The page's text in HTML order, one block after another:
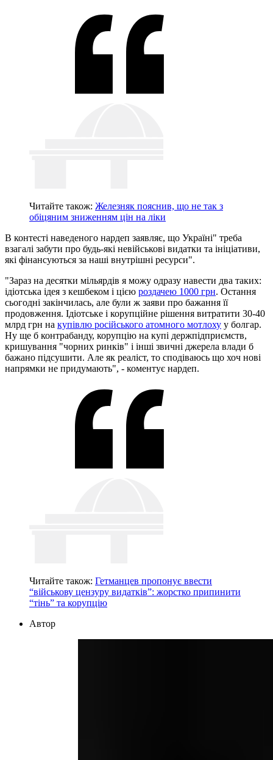
Читайте також: Железняк пояснив, що не так з
обіцяним зниженням цін на ліки
В контесті наведеного нардеп заявляє, що Україні" треба
взагалі забути про будь-які невійськові видатки та ініціативи,
які фінансуються за наші внутрішні ресурси".
"Зараз на десятки мільярдів я можу одразу навести два таких:
ідіотська ідея з кешбеком і цією роздачею 1000 грн. Остання
сьогодні закінчилась, але були ж заяви про бажання її
продовження. Ідіотське і корупційне рішення витратити 30-40
млрд грн на купівлю російського атомного мотлоху у болгар.
Ну ще б контрабанду, корупцію на купі держпідприємств,
кришування "чорних ринків" і інші звичні джерела влади б
бажано підсушити. Але як реаліст, то сподіваюсь що хоч нові
напрямки не придумають", - коментує нардеп.
Читайте також: Гетманцев пропонує ввести
“військову цензуру видатків”: жорстко припинити
“тінь” та корупцію
Автор